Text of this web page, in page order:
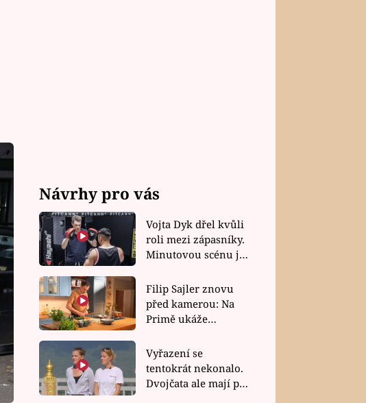
Návrhy pro vás
Vojta Dyk dřel kvůli
roli mezi zápasníky.
Minutovou scénu jel
Filip Sajler znovu
před kamerou: Na
Primě ukáže
rychlé recepty
Vyřazení se
tentokrát nekonalo.
Dvojčata ale mají po